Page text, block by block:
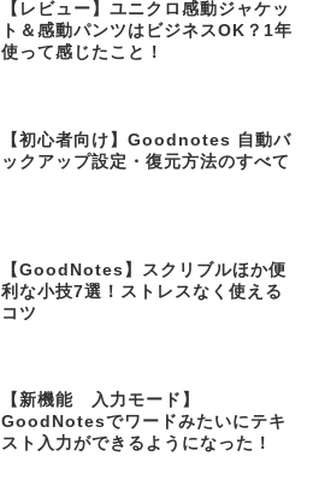
【レビュー】ユニクロ感動ジャケッ
ト＆感動パンツはビジネスOK？1年
使って感じたこと！
【初心者向け】Goodnotes 自動バ
ックアップ設定・復元方法のすべて
【GoodNotes】スクリブルほか便
利な小技7選！ストレスなく使える
コツ
【新機能 入力モード】
GoodNotesでワードみたいにテキ
スト入力ができるようになった！